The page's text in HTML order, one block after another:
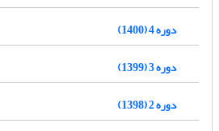
دوره 4 (1400)
دوره 3 (1399)
دوره 2 (1398)